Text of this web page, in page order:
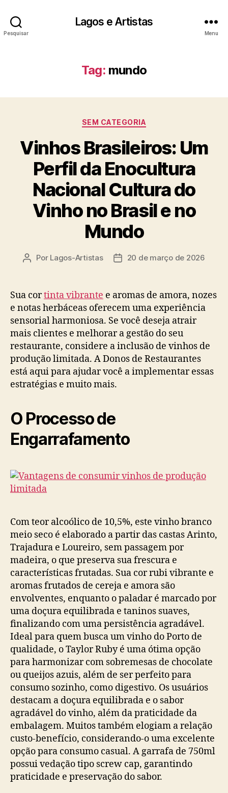
Pesquisar
Lagos e Artistas
Menu
Tag: mundo
Categorias
SEM CATEGORIA
Vinhos Brasileiros: Um
Perfil da Enocultura
Nacional Cultura do
Vinho no Brasil e no
Mundo
Autor
Por Lagos-Artistas
Data20 de março de 2026
Sua cortinta vibrante e aromas de amora, nozes
e notas herbáceas oferecem uma experiência
sensorial harmoniosa. Se você deseja atrair
mais clientes e melhorar a gestão do seu
restaurante, considere a inclusão de vinhos de
produção limitada. A Donos de Restaurantes
está aqui para ajudar você a implementar essas
estratégias e muito mais.
O Processo de
Engarrafamento
Com teor alcoólico de 10,5%, este vinho branco
meio seco é elaborado a partir das castas Arinto,
Trajadura e Loureiro, sem passagem por
madeira, o que preserva sua frescura e
características frutadas. Sua cor rubi vibrante e
aromas frutados de cereja e amora são
envolventes, enquanto o paladar é marcado por
uma doçura equilibrada e taninos suaves,
finalizando com uma persistência agradável.
Ideal para quem busca um vinho do Porto de
qualidade, o Taylor Ruby é uma ótima opção
para harmonizar com sobremesas de chocolate
ou queijos azuis, além de ser perfeito para
consumo sozinho, como digestivo. Os usuários
destacam a doçura equilibrada e o sabor
agradável do vinho, além da praticidade da
embalagem. Muitos também elogiam a relação
custo-benefício, considerando-o uma excelente
opção para consumo casual. A garrafa de 750ml
possui vedação tipo screw cap, garantindo
praticidade e preservação do sabor.